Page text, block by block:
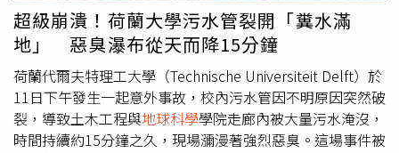
我們意識到每天是否都過著浪費的生活」。最後，鎌田浩毅
直言，「如果沒有這些要素，永續發展的社會是不可能
的……如何解決這個問題是一個全球性問題，所以我們必須
解決它，我相信學習不依賴電力、不浪費食物的生活，並運
用這種意識和知識，才能創造一個永續發展的社會」。
超級崩潰！荷蘭大學污水管裂開「糞水滿
地」 惡臭瀑布從天而降15分鐘
荷蘭代爾夫特理工大學（Technische Universiteit Delft）於
11日下午發生一起意外事故，校內污水管因不明原因突然破
裂，導致土木工程與地球科學學院走廊內被大量污水淹沒，
時間持續約15分鐘之久，現場瀰漫著強烈惡臭。這場事件被